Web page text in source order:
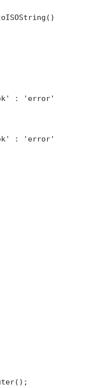
: 'error'
'ok' : 'error'